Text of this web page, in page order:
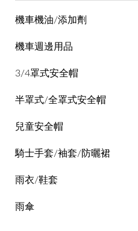
機車機油/添加劑
機車週邊用品
3/4罩式安全帽
半罩式/全罩式安全帽
兒童安全帽
騎士手套/袖套/防曬裙
雨衣/鞋套
雨傘